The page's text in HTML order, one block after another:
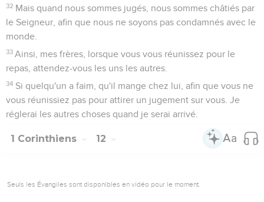
32 Mais quand nous sommes jugés, nous sommes châtiés par
le Seigneur, afin que nous ne soyons pas condamnés avec le
monde.
33 Ainsi, mes frères, lorsque vous vous réunissez pour le
repas, attendez-vous les uns les autres.
34 Si quelqu'un a faim, qu'il mange chez lui, afin que vous ne
vous réunissiez pas pour attirer un jugement sur vous. Je
réglerai les autres choses quand je serai arrivé.
1 Corinthiens 12
Seuls les Évangiles sont disponibles en vidéo pour le moment.